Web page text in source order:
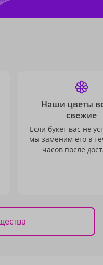
Наши цветы
свежие
Если букет вас не
мы заменим его в
часов после